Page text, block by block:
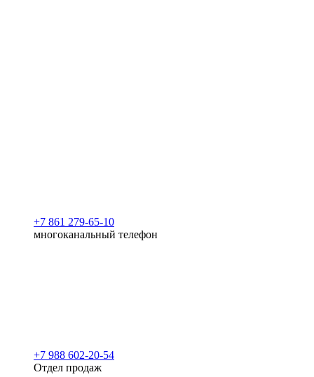
+7 861 279-65-10
многоканальный телефон
+7 988 602-20-54
Отдел продаж